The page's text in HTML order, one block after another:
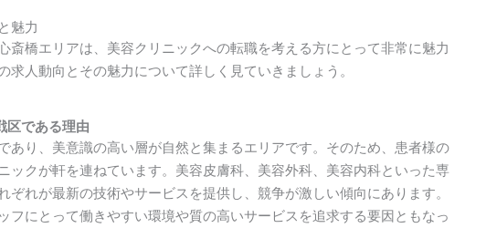
魅力
斎橋エリアは、美容クリニックへの転職を考える方にとって非常に魅力
人動向とその魅力について詳しく見ていきましょう。
区である理由
あり、美意識の高い層が自然と集まるエリアです。そのため、患者様の
ックが軒を連ねています。美容皮膚科、美容外科、美容内科といった専
れが最新の技術やサービスを提供し、競争が激しい傾向にあります。
フにとって働きやすい環境や質の高いサービスを追求する要因ともなっ